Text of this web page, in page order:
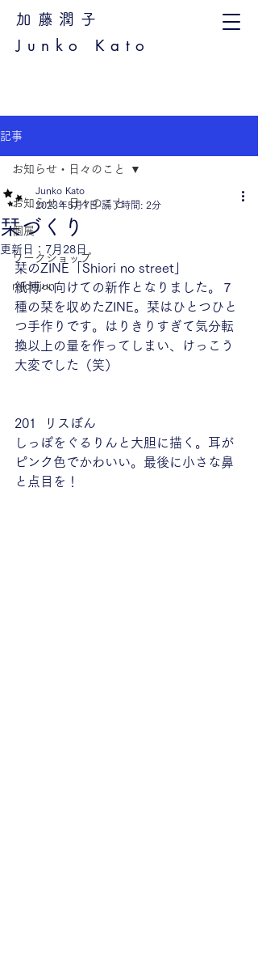
加藤潤子
Junko Kato
記事
お知らせ・日々のこと
個展
ワークショップ
michijun
お知らせ・日々のこと
栞づくり
Junko Kato
2023年5月1日 読了時間: 2分
更新日： 7月28日
栞のZINE「Shiori no street」
紙博へ向けての新作となりました。７
種の栞を収めたZINE。栞はひとつひと
つ手作りです。はりきりすぎて気分転
換以上の量を作ってしまい、けっこう
大変でした（笑）
201  リスぼん
しっぽをぐるりんと大胆に描く。耳が
ピンク色でかわいい。最後に小さな鼻
と点目を！